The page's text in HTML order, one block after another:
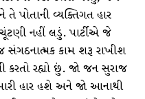
પોતાની વ્યક્તિગત હાર
નહીં લડું. પાર્ટીએ જે
કામ શરૂ રાખીશ
કરતો રહ્યો છું. જો જન સુરાજ
હાર હશે અને જો આનાથી